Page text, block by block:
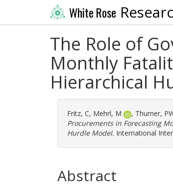
White Rose
The Role of
Monthly
Hierarchical
Fritz, C, Mehrl, M , Thurner,
Procurements in Forecasting
Hurdle Model. International
Abstract